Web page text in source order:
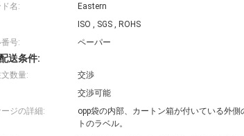
名:
Eastern
ISO , SGS , ROHS
号:
ペーパー
送条件:
数量:
交渉
交渉可能
ジの詳細:
opp袋の内部、カートン箱が付いている外側
トのラベル。